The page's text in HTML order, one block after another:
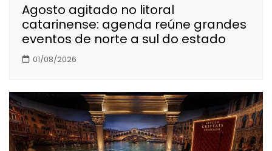
Agosto agitado no litoral
catarinense: agenda reúne grandes
eventos de norte a sul do estado
01/08/2026